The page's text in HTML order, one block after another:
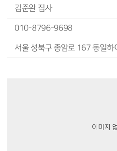
김준완 집사
010-8796-9698
서울 성북구 종암로 167 동일하
이미지